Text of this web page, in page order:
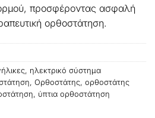
προσφέροντας ασφαλή
ορθοστάτηση.
, ηλεκτρικό σύστημα
, Ορθοστάτης, ορθοστάτης
, ύπτια ορθοστάτηση